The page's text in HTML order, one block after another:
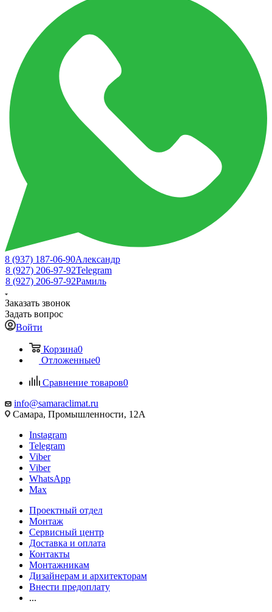
8 (937) 187-06-90Александр
8 (927) 206-97-92Telegram
8 (927) 206-97-92Рамиль
Заказать звонок
Задать вопрос
Войти
Корзина0
Отложенные0
Сравнение товаров0
info@samaraclimat.ru
Самара, Промышленности, 12А
Instagram
Telegram
Viber
Viber
WhatsApp
Max
Проектный отдел
Монтаж
Сервисный центр
Доставка и оплата
Контакты
Монтажникам
Дизайнерам и архитекторам
Внести предоплату
...